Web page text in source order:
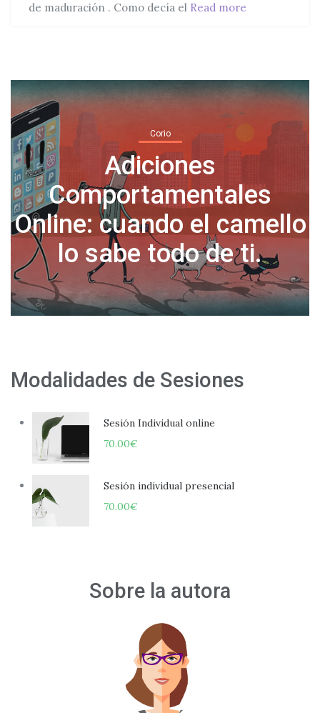
de maduración . Como decía el Read more
Corio
Normalicemos tomar días
libres por salud mental
Modalidades de Sesiones
Sesión Individual online
70.00€
Sesión individual presencial
70.00€
Sobre la autora